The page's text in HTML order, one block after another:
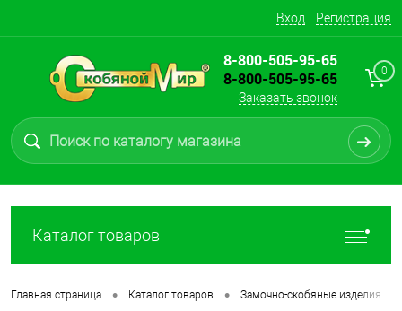
Вход Регистрация
8-800-505-95-65
8-800-505-95-65
Заказать звонок
0
Каталог товаров
Главная страница • Каталог товаров • Замочно-скобяные изделия